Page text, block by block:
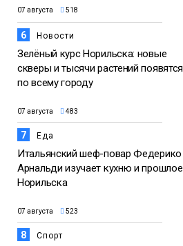
07 августа 518
6 Новости
Зелёный курс Норильска: новые
скверы и тысячи растений появятся
по всему городу
07 августа 483
7 Еда
Итальянский шеф-повар Федерико
Арнальди изучает кухню и прошлое
Норильска
07 августа 523
8 Спорт